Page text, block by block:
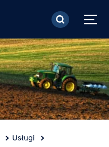
Przejdź do treści
Usługi